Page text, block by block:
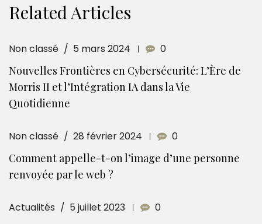
Related Articles
Non classé 5 mars 2024 0
Nouvelles Frontières en Cybersécurité: L’Ère de
Morris II et l’Intégration IA dans la Vie
Quotidienne
Non classé 28 février 2024 0
Comment appelle-t-on l’image d’une personne
renvoyée par le web ?
Actualités 5 juillet 2023 0